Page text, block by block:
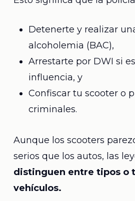
Detenerte y realizar
alcoholemia (BAC),
Arrestarte por DWI si
influencia, y
Confiscar tu scooter o
criminales.
Aunque los scooters
serios que los autos, las
distinguen entre tipos o
vehículos.